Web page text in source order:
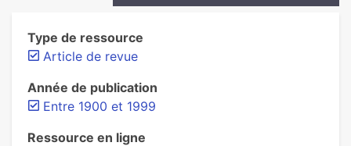
Type de ressource
Article de revue
Année de publication
Entre 1900 et 1999
Ressource en ligne